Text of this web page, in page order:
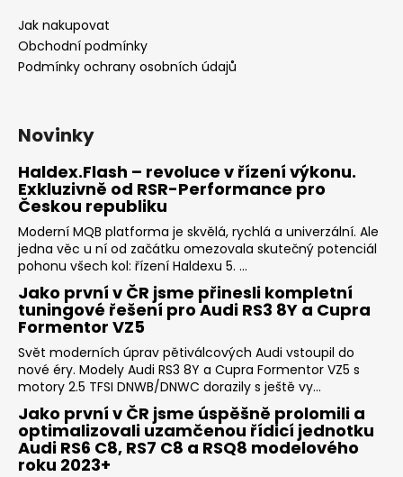
Jak nakupovat
Obchodní podmínky
Podmínky ochrany osobních údajů
Novinky
Haldex.Flash – revoluce v řízení výkonu.
Exkluzivně od RSR-Performance pro
Českou republiku
Moderní MQB platforma je skvělá, rychlá a univerzální. Ale
jedna věc u ní od začátku omezovala skutečný potenciál
pohonu všech kol: řízení Haldexu 5. ...
Jako první v ČR jsme přinesli kompletní
tuningové řešení pro Audi RS3 8Y a Cupra
Formentor VZ5
Svět moderních úprav pětiválcových Audi vstoupil do
nové éry. Modely Audi RS3 8Y a Cupra Formentor VZ5 s
motory 2.5 TFSI DNWB/DNWC dorazily s ještě vy...
Jako první v ČR jsme úspěšně prolomili a
optimalizovali uzamčenou řídicí jednotku
Audi RS6 C8, RS7 C8 a RSQ8 modelového
roku 2023+